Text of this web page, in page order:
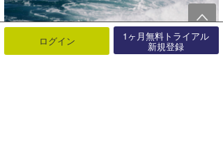
Ryusei Kanda
ログイン 1ヶ月無料トライアル
新規登録